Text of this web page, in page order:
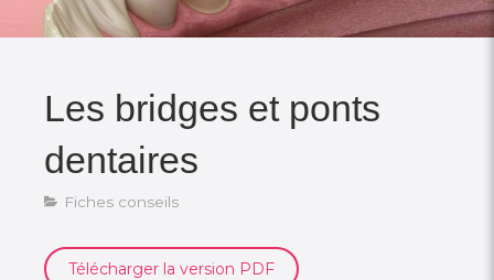
Les bridges et ponts
dentaires
Fiches conseils
Télécharger la version PDF